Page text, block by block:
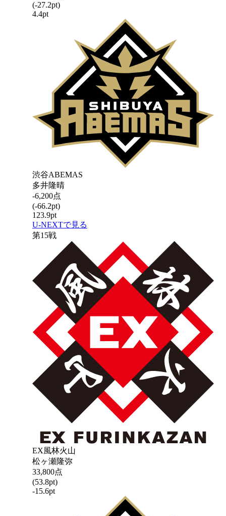
(-27.2pt)
4.4pt
渋谷ABEMAS
多井隆晴
-6,200点
(-66.2pt)
123.9pt
U-NEXTで見る
第15戦
EX風林火山
松ヶ瀬隆弥
33,800点
(53.8pt)
-15.6pt